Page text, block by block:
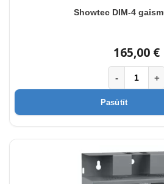
Showtec DIM-4
165,00 €
- +
Pasūtīt